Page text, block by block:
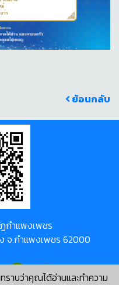
ย้อนกลับ
ราบว่าคุณได้อ่านและทำความ
กำแพงเพชร
จ.กำแพงเพชร 62000